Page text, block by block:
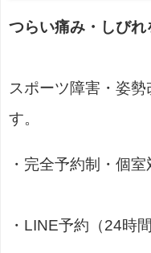
つらい痛み・しびれ
スポーツ障害・姿
す。
・完全予約制・個
・LINE予約（24時